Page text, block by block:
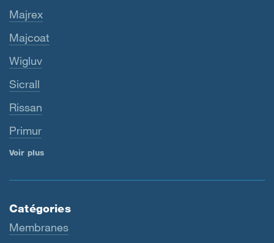
Majrex
Majcoat
Wigluv
Sicrall
Rissan
Primur
Voir plus
Catégories
Membranes